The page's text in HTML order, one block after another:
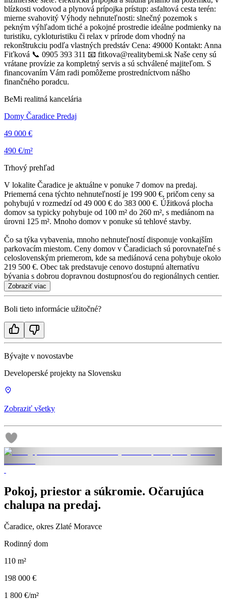
blízkosti vodovod a plynová prípojka prístup: asfaltová cesta terén:
mierne svahovitý Výhody nehnuteľnosti: slnečný pozemok s
pekným výhľadom tiché a pokojné prostredie ideálne podmienky na
turistiku, cykloturistiku či relax v prírode dom vhodný na
rekonštrukciu podľa vlastných predstáv Cena: 49000 Kontakt: Anna
Fiťková 📞 0905 393 311 📧 fitkova@realitybemi.sk Naše ceny sú
vrátane provízie za kompletný servis a sú schválené majiteľom. S
financovaním Vám radi pomôžeme prostredníctvom nášho
finančného poradcu.
BeMi realitná kancelária
Domy Čaradice Predaj
49 000 €
490 €/m²
Trhový prehľad
V lokalite Čaradice je aktuálne v ponuke 7 domov na predaj.
Priemerná cena týchto nehnuteľností je 199 900 €, pričom ceny sa
pohybujú v rozmedzí od 49 000 € do 383 000 €. Úžitková plocha
domov sa typicky pohybuje od 100 m² do 260 m², s mediánom na
úrovni 125 m². Mnoho domov v ponuke sú tehlové stavby.
Čo sa týka vybavenia, mnoho nehnuteľností disponuje vonkajším
parkovacím miestom. Ceny domov v Čaradiciach sú porovnateľné s
celoslovenským priemerom, kde sa mediánová cena pohybuje okolo
219 500 €. Obec tak predstavuje cenovo dostupnú alternatívu
bývania s dobrou dopravnou dostupnosťou do regionálnych centier.
Zobraziť viac
Boli tieto informácie užitočné?
Bývajte v novostavbe
Developerské projekty na Slovensku
Zobraziť všetky
Pokoj, priestor a súkromie. Očarujúca
chalupa na predaj.
Čaradice, okres Zlaté Moravce
Rodinný dom
110 m²
198 000 €
1 800 €/m²